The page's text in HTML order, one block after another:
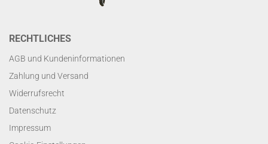
RECHTLICHES
AGB und Kundeninformationen
Zahlung und Versand
Widerrufsrecht
Datenschutz
Impressum